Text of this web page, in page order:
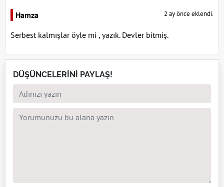
Hamza 2 ay önce eklendi.
Serbest kalmışlar öyle mi , yazık. Devler bitmiş.
DÜŞÜNCELERİNİ PAYLAŞ!